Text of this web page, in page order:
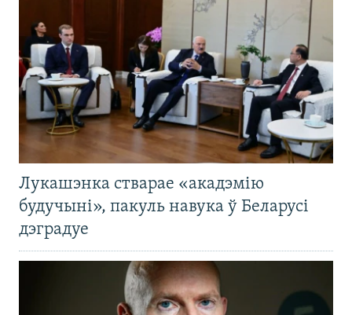
Лукашэнка стварае «акадэмію
будучыні», пакуль навука ў Беларусі
дэградуе